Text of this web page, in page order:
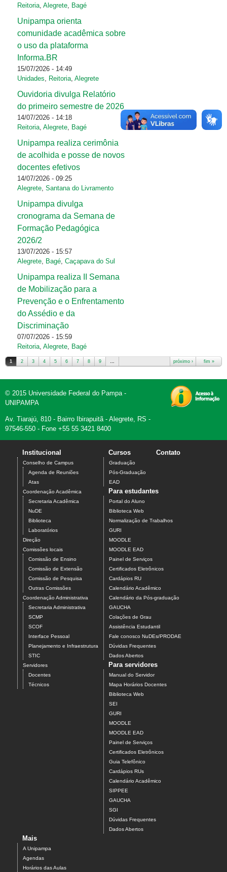
Reitoria, Alegrete, Bagé
Unipampa orienta
comunidade acadêmica sobre
o uso da plataforma
Informa.BR
15/07/2026 - 14:49
Unidades, Reitoria, Alegrete
Ouvidoria divulga Relatório
do primeiro semestre de 2026
14/07/2026 - 14:18
Reitoria, Alegrete, Bagé
Unipampa realiza cerimônia
de acolhida e posse de novos
docentes efetivos
14/07/2026 - 09:25
Alegrete, Santana do Livramento
Unipampa divulga
cronograma da Semana de
Formação Pedagógica
2026/2
13/07/2026 - 15:57
Alegrete, Bagé, Caçapava do Sul
Unipampa realiza II Semana
de Mobilização para a
Prevenção e o Enfrentamento
do Assédio e da
Discriminação
07/07/2026 - 15:59
Reitoria, Alegrete, Bagé
1 2 3 4 5 6 7 8 9 … próximo › fim »
© 2015 Universidade Federal do Pampa -
UNIPAMPA
Av. Tiarajú, 810 - Bairro Ibirapuitã - Alegrete, RS -
97546-550 - Fone +55 55 3421 8400
Institucional
Conselho de Campus
Agenda de Reuniões
Atas
Coordenação Acadêmica
Secretaria Acadêmica
NuDE
Biblioteca
Laboratórios
Direção
Comissões locais
Comissão de Ensino
Comissão de Extensão
Comissão de Pesquisa
Outras Comissões
Coordenação Administrativa
Secretaria Administrativa
SCMP
SCOF
Interface Pessoal
Planejamento e Infraestrutura
STIC
Servidores
Docentes
Técnicos
Cursos
Graduação
Pós-Graduação
EAD
Contato
Para estudantes
Portal do Aluno
Biblioteca Web
Normalização de Trabalhos
GURI
MOODLE
MOODLE EAD
Painel de Serviços
Certificados Eletrônicos
Cardápios RU
Calendário Acadêmico
Calendário da Pós-graduação
GAUCHA
Colações de Grau
Assistência Estudantil
Fale conosco NuDEs/PRODAE
Dúvidas Frequentes
Dados Abertos
Para servidores
Manual do Servidor
Mapa Horários Docentes
Biblioteca Web
SEI
GURI
MOODLE
MOODLE EAD
Painel de Serviços
Certificados Eletrônicos
Guia Telefônico
Cardápios RUs
Calendário Acadêmico
SIPPEE
GAUCHA
SGI
Dúvidas Frequentes
Dados Abertos
Mais
A Unipampa
Agendas
Horários das Aulas